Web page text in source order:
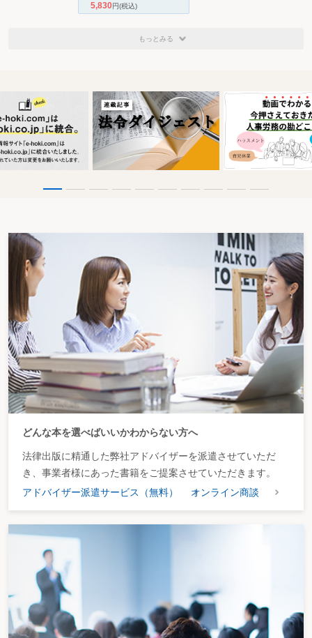
5,830円(税込)
もっとみる
どんな本を選べばいいかわからない方へ
法律出版に精通した弊社アドバイザーを派遣させていただ
き、事業者様にあった書籍をご提案させていただきます。
アドバイザー派遣サービス（無料）
オンライン商談